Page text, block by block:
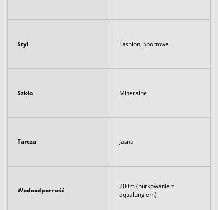
Styl Fashion, Sportowe
Szkło Mineralne
Tarcza Jasna
Wodoodporność
200m (nurkowanie z
aqualungiem)